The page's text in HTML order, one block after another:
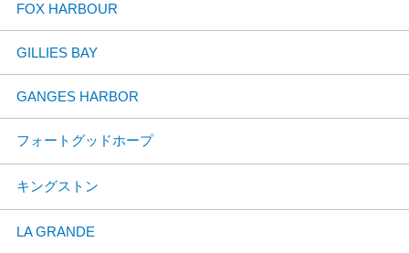
FOX HARBOUR
GILLIES BAY
GANGES HARBOR
フォートグッドホープ
キングストン
LA GRANDE